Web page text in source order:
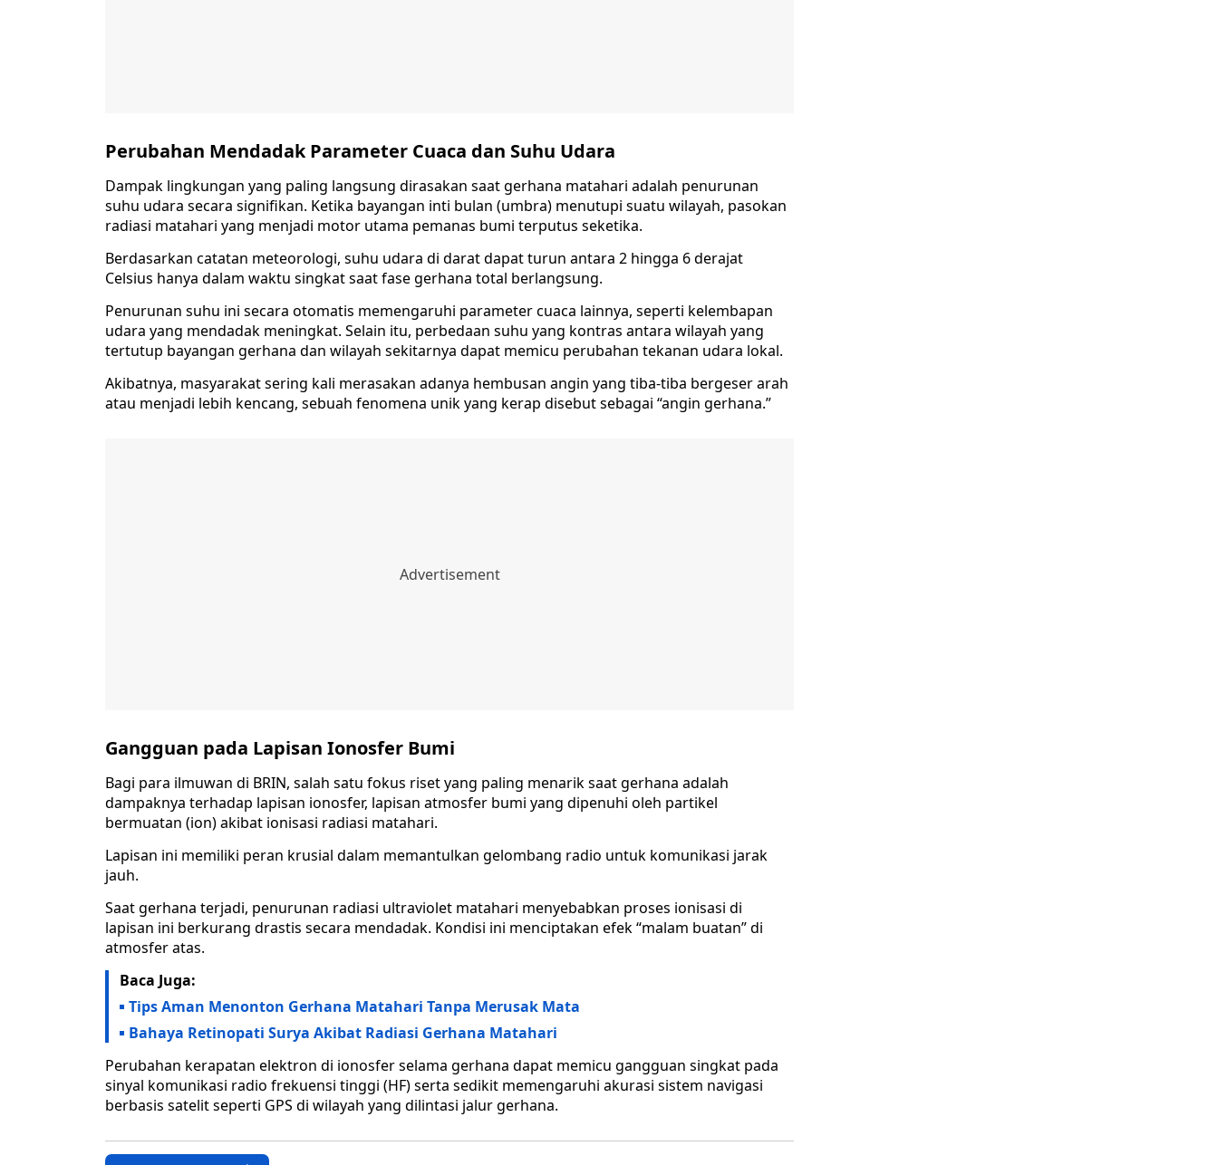
Perubahan Mendadak Parameter Cuaca dan Suhu Udara
Dampak lingkungan yang paling langsung dirasakan saat gerhana matahari adalah penurunan
suhu udara secara signifikan. Ketika bayangan inti bulan (umbra) menutupi suatu wilayah, pasokan
radiasi matahari yang menjadi motor utama pemanas bumi terputus seketika.
Berdasarkan catatan meteorologi, suhu udara di darat dapat turun antara 2 hingga 6 derajat
Celsius hanya dalam waktu singkat saat fase gerhana total berlangsung.
Penurunan suhu ini secara otomatis memengaruhi parameter cuaca lainnya, seperti kelembapan
udara yang mendadak meningkat. Selain itu, perbedaan suhu yang kontras antara wilayah yang
tertutup bayangan gerhana dan wilayah sekitarnya dapat memicu perubahan tekanan udara lokal.
Akibatnya, masyarakat sering kali merasakan adanya hembusan angin yang tiba-tiba bergeser arah
atau menjadi lebih kencang, sebuah fenomena unik yang kerap disebut sebagai “angin gerhana.”
Gangguan pada Lapisan Ionosfer Bumi
Bagi para ilmuwan di BRIN, salah satu fokus riset yang paling menarik saat gerhana adalah
dampaknya terhadap lapisan ionosfer, lapisan atmosfer bumi yang dipenuhi oleh partikel
bermuatan (ion) akibat ionisasi radiasi matahari.
Lapisan ini memiliki peran krusial dalam memantulkan gelombang radio untuk komunikasi jarak
jauh.
Saat gerhana terjadi, penurunan radiasi ultraviolet matahari menyebabkan proses ionisasi di
lapisan ini berkurang drastis secara mendadak. Kondisi ini menciptakan efek “malam buatan” di
atmosfer atas.
Baca Juga:
Tips Aman Menonton Gerhana Matahari Tanpa Merusak Mata
Bahaya Retinopati Surya Akibat Radiasi Gerhana Matahari
Perubahan kerapatan elektron di ionosfer selama gerhana dapat memicu gangguan singkat pada
sinyal komunikasi radio frekuensi tinggi (HF) serta sedikit memengaruhi akurasi sistem navigasi
berbasis satelit seperti GPS di wilayah yang dilintasi jalur gerhana.